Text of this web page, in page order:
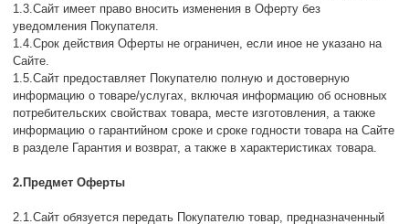
1.3.Сайт имеет право вносить изменения в Оферту без
уведомления Покупателя.
1.4.Срок действия Оферты не ограничен, если иное не указано на
Сайте.
1.5.Сайт предоставляет Покупателю полную и достоверную
информацию о товаре/услугах, включая информацию об основных
потребительских свойствах товара, месте изготовления, а также
информацию о гарантийном сроке и сроке годности товара на Сайте
в разделе Гарантия и возврат, а также в характеристиках товара.
2.Предмет Оферты
2.1.Сайт обязуется передать Покупателю товар, предназначенный